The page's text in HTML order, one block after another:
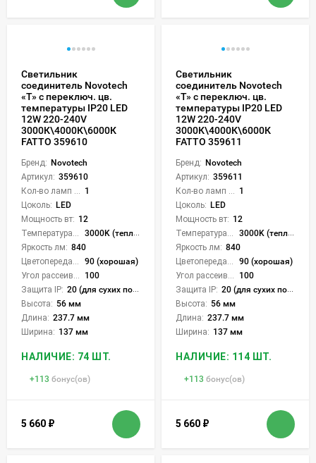
Светильник
соединитель Novotech
«Т» с переключ. цв.
температуры IP20 LED
12W 220-240V
3000К\4000К\6000К
FATTO 359610
Бренд: Novotech
Артикул: 359610
Кол-во ламп или LED: 1
Цоколь: LED
Мощность вт: 12
Температура света:
3000K (теплый), 4000K (нейтральный), 6000K (холодный), CCT механическое переключение
Яркость лм: 840
Цветопередача (CRI):
90 (хорошая)
Угол рассеивания света °:
100
Защита IP: 20 (для сухих пом.)
Высота: 56 мм
Длина: 237.7 мм
Ширина: 137 мм
НАЛИЧИЕ: 74 ШТ.
+113 бонус(ов)
5 660 ₽
Светильник
соединитель Novotech
«Т» с переключ. цв.
температуры IP20 LED
12W 220-240V
3000К\4000К\6000К
FATTO 359611
Бренд: Novotech
Артикул: 359611
Кол-во ламп или LED: 1
Цоколь: LED
Мощность вт: 12
Температура света:
3000K (теплый), 4000K (нейтральный), 6000K (холодный), CCT механическое переключение
Яркость лм: 840
Цветопередача (CRI):
90 (хорошая)
Угол рассеивания света °:
100
Защита IP: 20 (для сухих пом.)
Высота: 56 мм
Длина: 237.7 мм
Ширина: 137 мм
НАЛИЧИЕ: 114 ШТ.
+113 бонус(ов)
5 660 ₽